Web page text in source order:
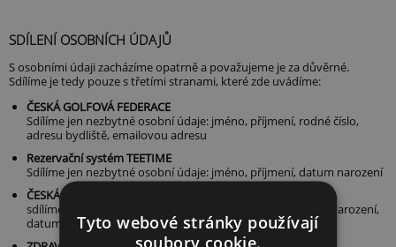
SDÍLENÍ OSOBNÍCH ÚDAJŮ
S osobními údaji zacházíme opatrně a považujeme je za důvěrné.
Sdílíme je tedy pouze s třetími stranami, které zde uvádíme:
ČESKÁ GOLFOVÁ FEDERACE
Sdílíme jen nezbytné osobní údaje: jméno, příjmení, rodné číslo,
adresu bydliště, emailovou adresu
Rezervační systém TEETIME
Sdílíme jen nezbytné osobní údaje: jméno, příjmení, datum narození
ČESKÁ SPRÁVA SOCIÁLNÍHO ZABEZPEČENÍ
sdílíme jen nezbytné osobní údaje: jméno, příjmení, místo narození,
datum narození, RČ, adresu bydliště
Tyto webové stránky používají
soubory cookie.